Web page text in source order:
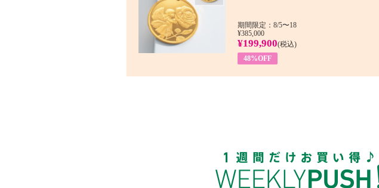
期間限定：8/5〜18
¥385,000
¥199,900(税込)
48%OFF